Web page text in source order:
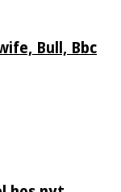
Bull, Bbc